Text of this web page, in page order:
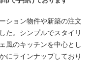
ション物件や新築の注文
た。シンプルでスタイリ
風のキッチンを中心とし
にラインナップしており